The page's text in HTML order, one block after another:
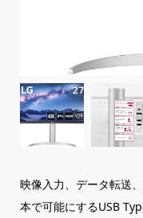
映像入力、データ転送
本で可能にするUSB